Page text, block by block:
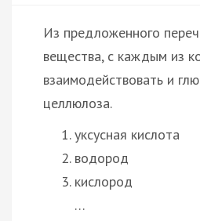
Из предложенного
вещества, с каждым из
взаимодействовать и
целлюлоза.
уксусная кислота
водород
кислород
…